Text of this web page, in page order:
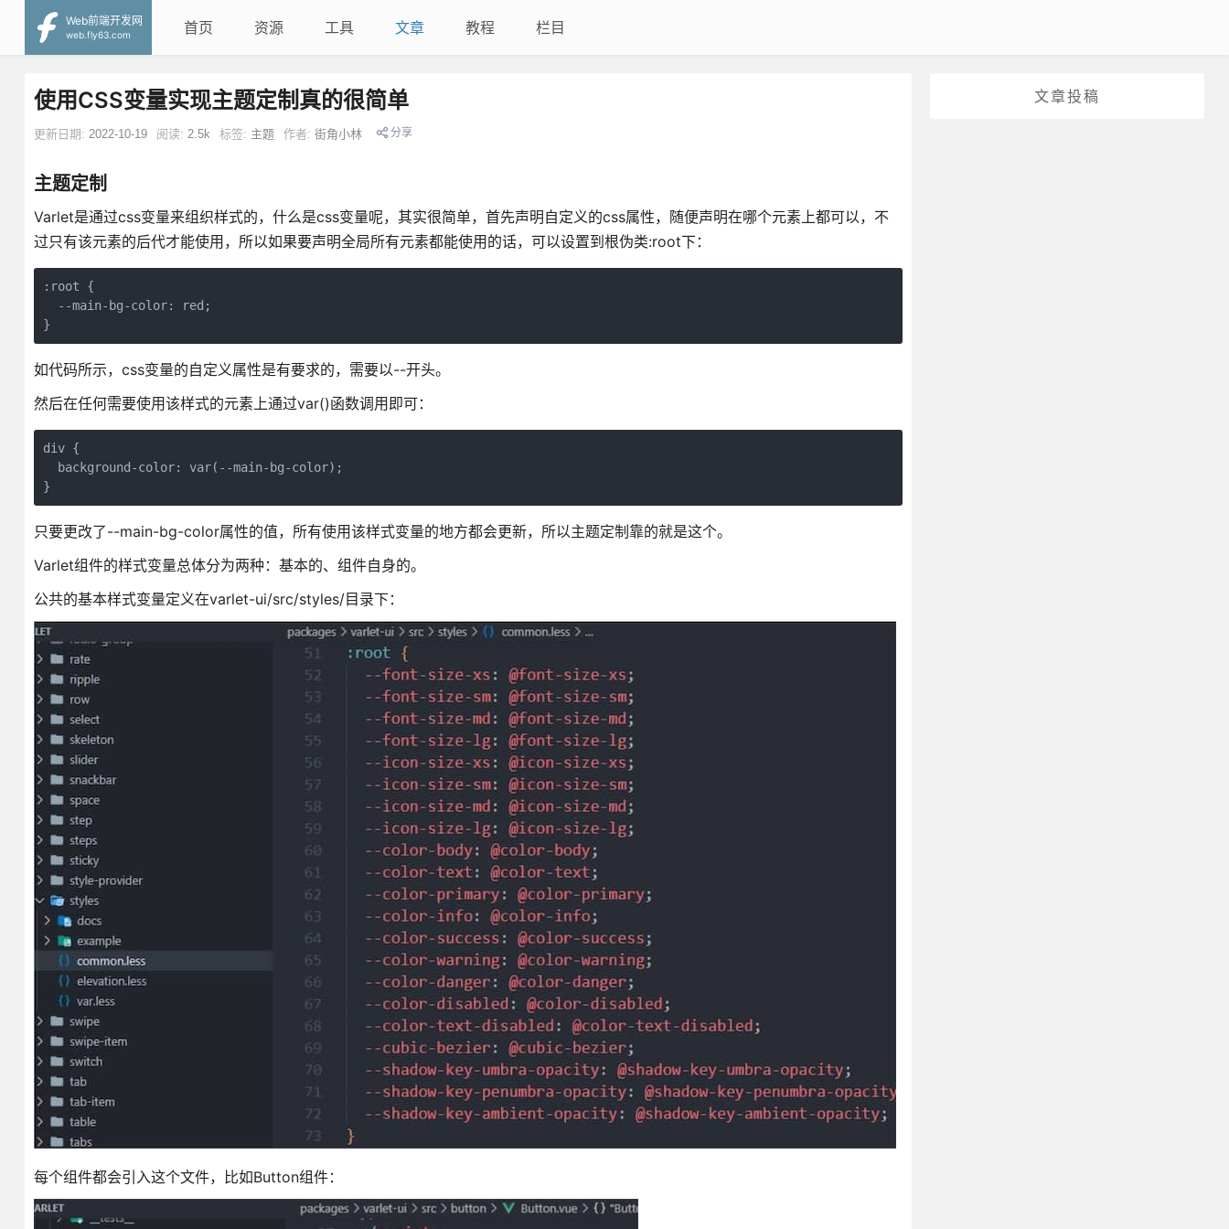
Web前端开发网
web.fly63.com
首页 资源 工具 文章 教程 栏目
文章投稿
使用CSS变量实现主题定制真的很简单
更新日期: 2022-10-19 阅读: 2.5k 标签: 主题 作者: 街角小林 分享
主题定制
Varlet是通过css变量来组织样式的，什么是css变量呢，其实很简单，首先声明自定义的css属性，随便声明在哪个元素上都可以，不
过只有该元素的后代才能使用，所以如果要声明全局所有元素都能使用的话，可以设置到根伪类:root下：
:root {
  --main-bg-color: red;
}
如代码所示，css变量的自定义属性是有要求的，需要以--开头。
然后在任何需要使用该样式的元素上通过var()函数调用即可：
div {
  background-color: var(--main-bg-color);
}
只要更改了--main-bg-color属性的值，所有使用该样式变量的地方都会更新，所以主题定制靠的就是这个。
Varlet组件的样式变量总体分为两种：基本的、组件自身的。
公共的基本样式变量定义在varlet-ui/src/styles/目录下：
每个组件都会引入这个文件，比如Button组件：